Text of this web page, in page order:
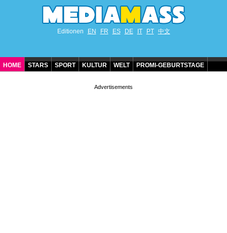
Editionen EN FR ES DE IT PT 中文
HOME STARS SPORT KULTUR WELT PROMI-GEBURTSTAGE